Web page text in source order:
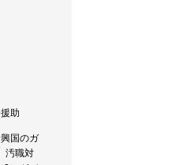
助
国のガ
汚職対